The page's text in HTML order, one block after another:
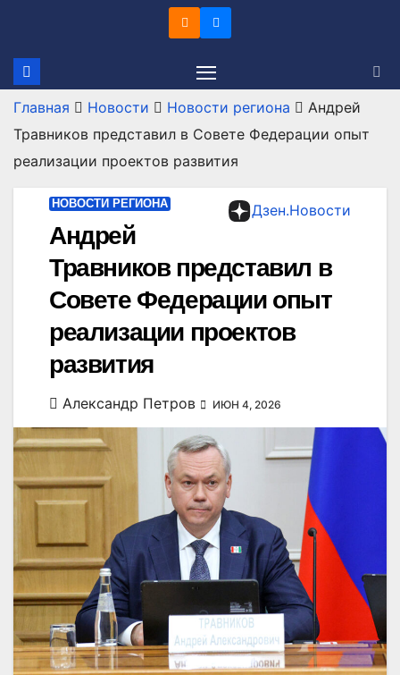
содержимому
Главная Новости Новости региона
Андрей
Травников представил в Совете Федерации опыт
реализации проектов развития
Дзен.Новости
НОВОСТИ РЕГИОНА
Андрей
Травников представил в
Совете Федерации опыт
реализации проектов
развития
Александр Петров ИЮН 4, 2026